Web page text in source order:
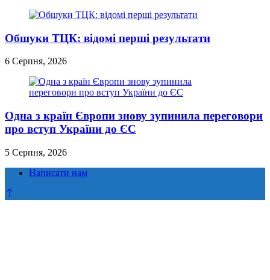
Обшуки ТЦК: відомі перші результати
6 Серпня, 2026
Одна з країн Європи знову зупинила переговори
про вступ України до ЄС
5 Серпня, 2026
Написати нам
Прокрутка
до